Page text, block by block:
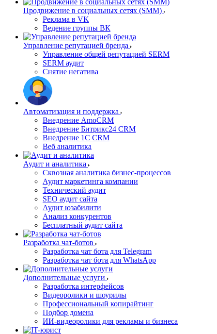
Продвижение в социальных сетях (SMM)
Реклама в VK
Ведение группы ВК
Управление репутацией бренда
Управление общей репутацией SERM
SERM аудит
Снятие негатива
Автоматизация и поддержка
Внедрение AmoCRM
Внедрение Битрикс24 CRM
Внедрение 1C CRM
Веб аналитика
Аудит и аналитика
Сквозная аналитика бизнес-процессов
Аудит маркетинга компании
Технический аудит
SEO аудит сайта
Аудит юзабилити
Анализ конкурентов
Бесплатный аудит сайта
Разработка чат-ботов
Разработка чат бота для Telegram
Разработка чат бота для WhatsApp
Дополнительные услуги
Разработка интерфейсов
Видеоролики и шоурилы
Профессиональный копирайтинг
Подбор домена
ИИ-видеоролики для рекламы и бизнеса